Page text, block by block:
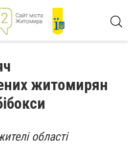
житомирян
області